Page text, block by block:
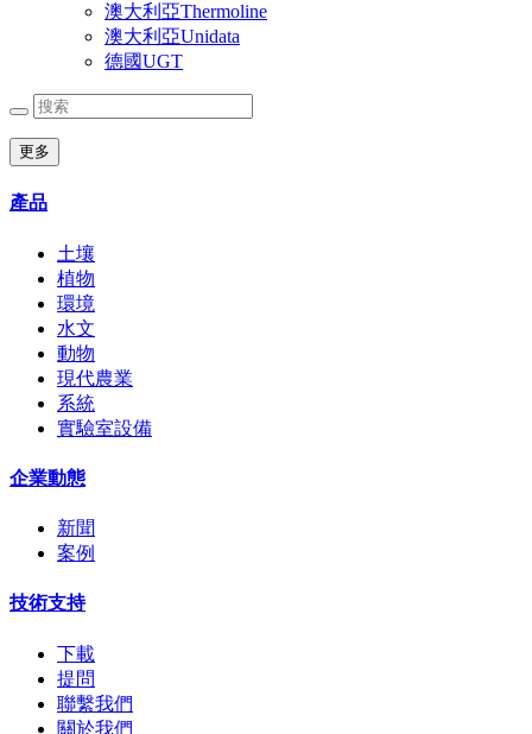
澳大利亞Thermoline
澳大利亞Unidata
德國UGT
更多
產品
土壤
植物
環境
水文
動物
現代農業
系統
實驗室設備
企業動態
新聞
案例
技術支持
下載
提問
聯繫我們
關於我們